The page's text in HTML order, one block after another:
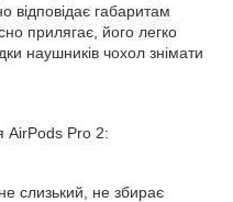
відповідає габаритам
прилягає, його легко
наушників чохол знімати
AirPods Pro 2:
слизький, не збирає